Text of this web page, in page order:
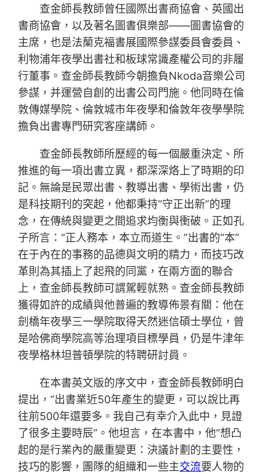
查金師長教師曾任國際出書商協會、英國出
書商協會，以及著名圖書俱樂部——圖書協會的
主席，也是法蘭克福書展國際參謀委員會委員、
利物浦年夜學出書社和板球常識產權公司的非履
行董事。查金師長教師今朝擔負Nkoda音樂公司
參謀，并運營自創的出書公司門施。他同時在倫
敦傳媒學院、倫敦城市年夜學和倫敦年夜學學院
擔負出書專門研究客座講師。
查金師長教師所歷經的每一個嚴重決定、所
推進的每一項出書立異，都深深烙上了時期的印
記。無論是民眾出書、教導出書、學術出書，仍
是科技期刊的突起，他都秉持“守正出新”的理
念，在傳統與變更之間追求均衡與衝破。正如孔
子所言：“正人務本，本立而道生。”出書的“本”
在于內在的事務的品德與文明的精力，而技巧改
革則為其插上了起飛的同黨，在兩方面的聯合
上，查金師長教師可謂駕輕就熟。查金師長教師
獲得如許的成績與他普遍的教導佈景有關：他在
劍橋年夜學三一學院取得天然迷信碩士學位，曾
是哈佛商學院高等治理項目標學員，仍是牛津年
夜學格林坦普頓學院的特聘研討員。
在本書英文版的序文中，查金師長教師明白
提出，“出書業近50年產生的變更，可以說比再
往前500年還要多。我自己有幸介入此中，見證
了很多主要時辰”。他坦言，在本書中，他“想凸
起的是行業內的嚴重變更：決議計劃的主要性，
技巧的影響，團隊的組織和一些主交流要人物的